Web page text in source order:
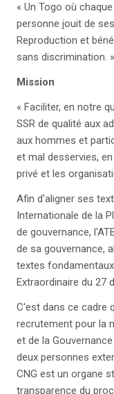
« Un Togo où
personne jouit de
Reproduction et
sans discrimination. »
Mission
« Faciliter, en notre
SSR de qualité aux
aux hommes et
et mal desservies,
privé et les
Afin d'aligner ses
Internationale de la
de gouvernance,
de sa gouvernance,
textes
Extraordinaire du 27
C'est dans ce cadre
recrutement pour la
et de la
deux personnes
CNG est un organe
transparence du